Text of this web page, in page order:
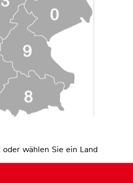
wählen Sie ein Land